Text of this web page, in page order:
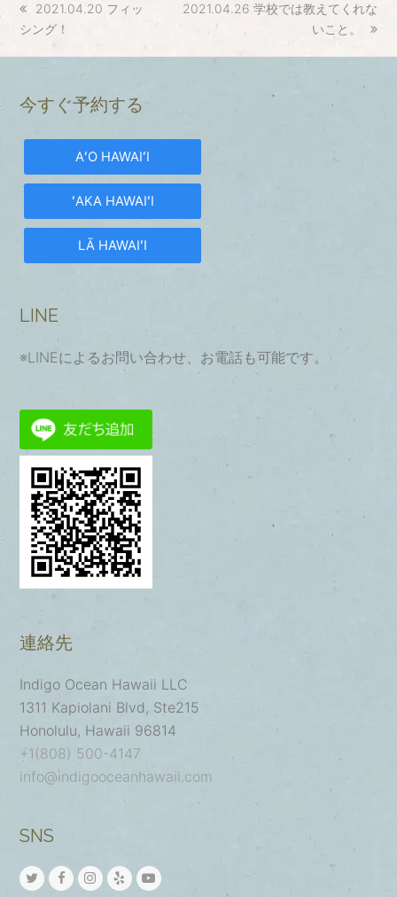
previous
post:
2021.04.20 フィッ
シング！
next
2021.04.26 学校では教えてくれな
いこと。
今すぐ予約する
AʻO HAWAIʻI
ʻAKA HAWAIʻI
LĀ HAWAIʻI
LINE
※LINEによるお問い合わせ、お電話も可能です。
連絡先
Indigo Ocean Hawaii LLC
1311 Kapiolani Blvd, Ste215
Honolulu, Hawaii 96814
+1(808) 500-4147
info@indigooceanhawaii.com
SNS
T
F
Y
Y